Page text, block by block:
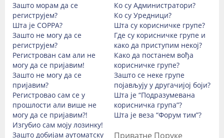
Зашто морам да се
региструјем?
Шта је COPPA?
Зашто не могу да се
региструјем?
Регистрован сам али не
могу да се пријавим!
Зашто не могу да се
пријавим?
Регистровао сам се у
прошлости али више не
могу да се пријавим?!
Изгубио сам моју лозинку!
Зашто добијам аутоматску
Ко су Администратори?
Ко су Уредници?
Шта су корисничке групе?
Где су корисничке групе и
како да приступим некој?
Како да постанем вођа
корисничке групе?
Зашто се неке групе
појављују у другачијој боји?
Шта је “Подразумевана
корисничка група”?
Шта је веза “Форум тим”?
Приватне Поруке